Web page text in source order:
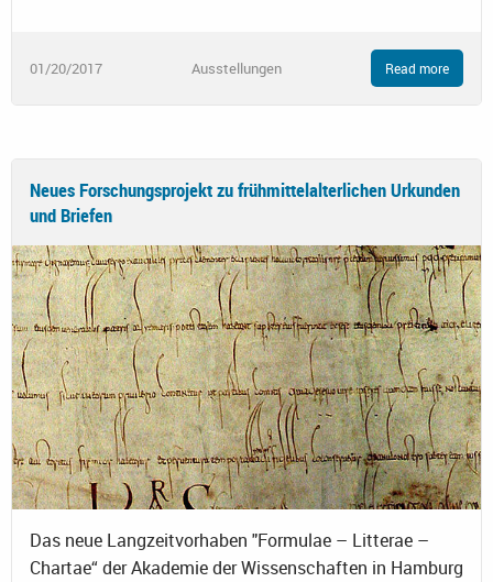
01/20/2017 Ausstellungen Read more
Neues Forschungsprojekt zu frühmittelalterlichen Urkunden
und Briefen
Das neue Langzeitvorhaben "Formulae – Litterae –
Chartae“ der Akademie der Wissenschaften in Hamburg